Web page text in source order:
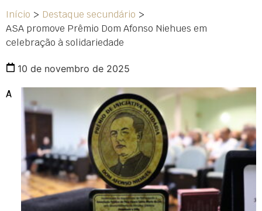
Início > Destaque secundário >
ASA promove Prêmio Dom Afonso Niehues em
celebração à solidariedade
10 de novembro de 2025
A